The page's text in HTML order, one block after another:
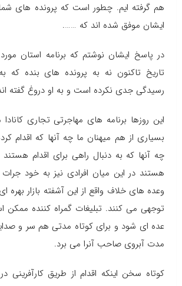
هم گرفته ایم. چطور است که پرونده های
ایشان موفق شده اند که …….
در پاسخ ایشان نوشتم که برنامه استان
تاریخ تاکنون نه به پرونده های بنده که
رسیدگی جدی نکرده است و به او دروغ گفته
این روزها برنامه های مهاجرتی تجاری
بسیاری از هم میهنان ما چه آنها که اقدام
چه آنها که به دنبال راهی برای اقدام
هستند در این میان افرادی نیز به خود
وعده های خلاف واقع از این آشفته بازار
توجهی می کنند. تبلیغات گمراه کننده
عده ای شود و برای کوتاه مدتی هم سر و
مدت آبروی صاحب آنرا می برد.